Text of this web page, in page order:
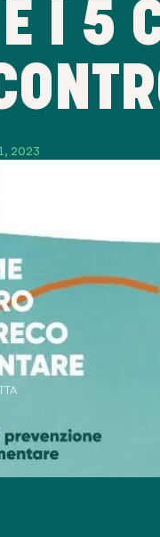
I 5
2023